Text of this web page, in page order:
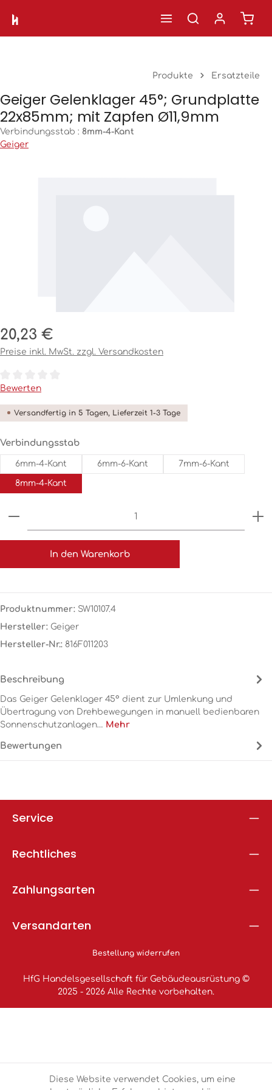
Zum Hauptinhalt springen
Produkte Ersatzteile
Geiger Gelenklager 45°; Grundplatte
22x85mm; mit Zapfen Ø11,9mm
Verbindungsstab : 8mm-4-Kant
Geiger
Regulärer Preis:
20,23 €
Preise inkl. MwSt. zzgl. Versandkosten
Durchschnittliche Bewertung von 0 von 5 Sternen
Bewerten
Versandfertig in 5 Tagen, Lieferzeit 1-3 Tage
Verbindungsstabauswählen
6mm-4-Kant 6mm-6-Kant 7mm-6-Kant
8mm-4-Kant
Produkt Anzahl: Gib den gewünschten Wert
In den Warenkorb
Produktnummer: SW10107.4
Hersteller: Geiger
Hersteller-Nr.: 816F011203
Beschreibung
Das Geiger Gelenklager 45° dient zur Umlenkung und
Übertragung von Drehbewegungen in manuell bedienbaren
Sonnenschutzanlagen… Mehr
Bewertungen
Service
Rechtliches
Zahlungsarten
Versandarten
Bestellung widerrufen
HfG Handelsgesellschaft für Gebäudeausrüstung ©
2025 - 2026 Alle Rechte vorbehalten.
Diese Website verwendet Cookies, um eine